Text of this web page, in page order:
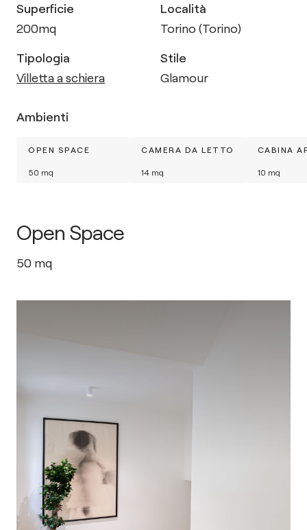
Superficie
200mq
Località
Torino (Torino)
Tipologia
Villetta a schiera
Stile
Glamour
Ambienti
OPEN SPACE
50 mq
CAMERA DA LETTO
14 mq
CABINA
10 mq
Open Space
50 mq